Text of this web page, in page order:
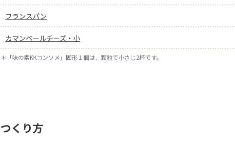
フランスパン
カマンベールチーズ・小
＊ 「味の素KKコンソメ」固形１個は、顆粒で小さじ2杯です。
つくり方